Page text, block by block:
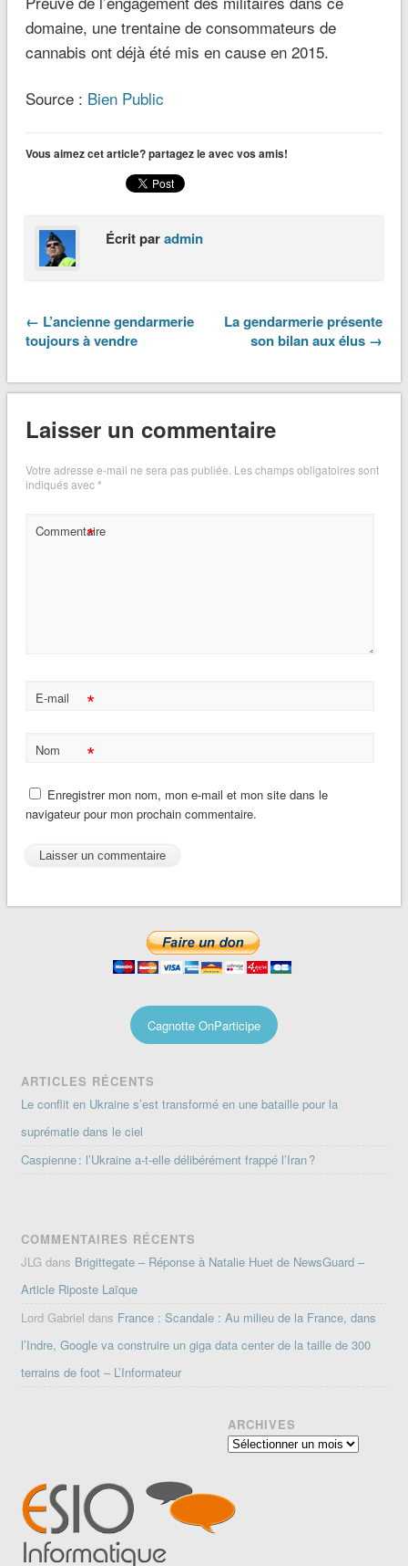
domaine, une trentaine de consommateurs de
cannabis ont déjà été mis en cause en 2015.
Source : Bien Public
Vous aimez cet article? partagez le avec vos amis!
Écrit paradmin
← L’ancienne gendarmerie
toujours à vendre
La gendarmerie présente
son bilan aux élus →
Laisser un commentaire
Votre adresse e-mail ne sera pas publiée. Les champs obligatoires sont
indiqués avec*
Commentaire
*
E-mail *
Nom *
Enregistrer mon nom, mon e-mail et mon site dans le
navigateur pour mon prochain commentaire.
Cagnotte OnParticipe
ARTICLES RÉCENTS
Le conflit en Ukraine s’est transformé en une bataille pour la
suprématie dans le ciel
Caspienne : l’Ukraine a-t-elle délibérément frappé l’Iran ?
COMMENTAIRES RÉCENTS
JLG dans Brigittegate – Réponse à Natalie Huet de NewsGuard –
Article Riposte Laïque
Lord Gabriel dans France : Scandale : Au milieu de la France, dans
l’Indre, Google va construire un giga data center de la taille de 300
terrains de foot – L’Informateur
ARCHIVES
Archives